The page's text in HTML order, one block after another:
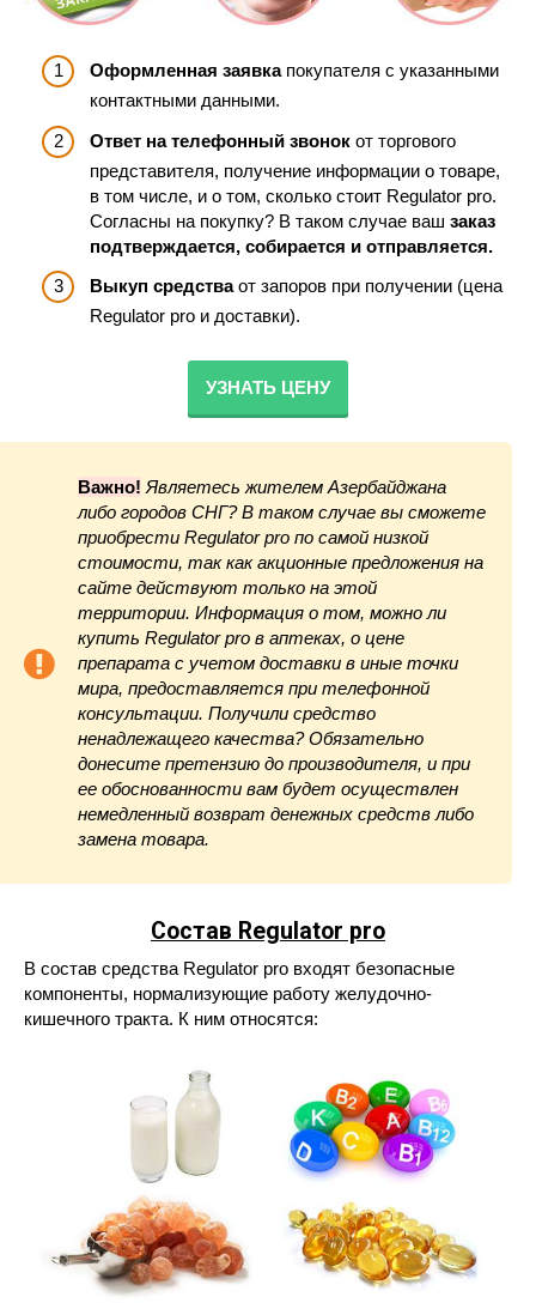
Оформленная заявкапокупателя с указанными
контактными данными.
Ответ на телефонный звонок от торгового
представителя, получение информации о товаре,
в том числе, и о том, сколько стоит Regulator pro.
Согласны на покупку? В таком случае ваш заказ
подтверждается, собирается и отправляется.
Выкуп средстваот запоров при получении (цена
Regulator pro и доставки).
УЗНАТЬ ЦЕНУ
Важно! Являетесь жителем Азербайджана
либо городов СНГ? В таком случае вы сможете
приобрести Regulator pro по самой низкой
стоимости, так как акционные предложения на
сайте действуют только на этой
территории. Информация о том, можно ли
купить Regulator pro в аптеках, о цене
препарата с учетом доставки в иные точки
мира, предоставляется при телефонной
консультации. Получили средство
ненадлежащего качества? Обязательно
донесите претензию до производителя, и при
ее обоснованности вам будет осуществлен
немедленный возврат денежных средств либо
замена товара.
Состав Regulator pro
В состав средства Regulator pro входят безопасные
компоненты, нормализующие работу желудочно-
кишечного тракта. К ним относятся: